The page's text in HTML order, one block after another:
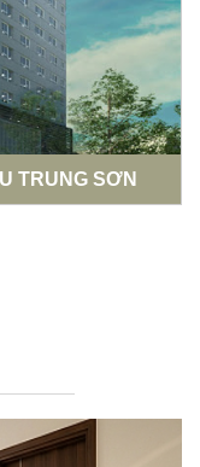
TRUNG SƠN